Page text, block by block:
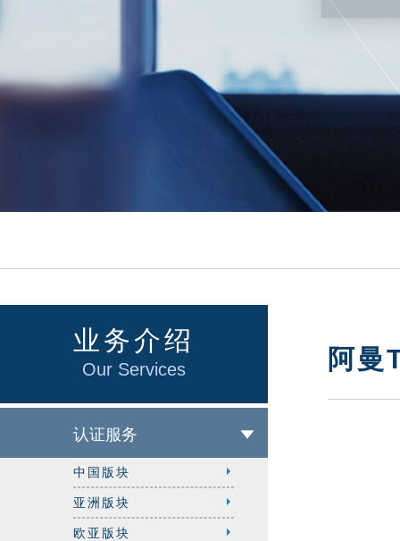
业务介绍
Our Services
认证服务
中国版块
亚洲版块
欧亚版块
阿曼